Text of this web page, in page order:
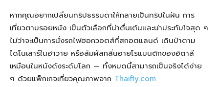
หากคุณอยากเปลี่ยนทริปธรรมดาให้กลายเป็นทริปในฝัน การ
เที่ยวตามรอยหนัง เป็นตัวเลือกที่น่าตื่นเต้นและน่าประทับใจสุด ๆ
ไม่ว่าจะเป็นการนั่งรถไฟฮอกวอตส์ที่สกอตแลนด์ เดินป่าตาม
ไดโนเสาร์ในฮาวาย หรือสัมผัสกลิ่นอายโรแมนติกของอิตาลี
เหมือนในหนังดังระดับโลก — ทั้งหมดนี้สามารถเป็นจริงได้ง่าย
ๆ ด้วยแพ็กเกจเที่ยวคุณภาพจาก Thaifly.com